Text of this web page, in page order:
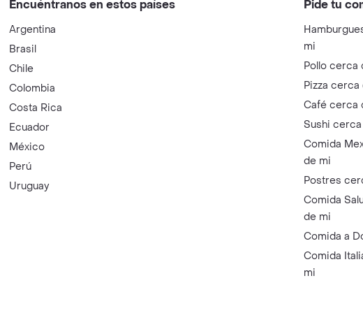
Encuéntranos en estos países
Argentina
Brasil
Chile
Colombia
Costa Rica
Ecuador
México
Perú
Uruguay
Pide tu
mi
Pollo cerca
Pizza cerca
Café cerca
Sushi
Comida
de mi
Postres
Comida
de mi
Comida a
Comida
mi